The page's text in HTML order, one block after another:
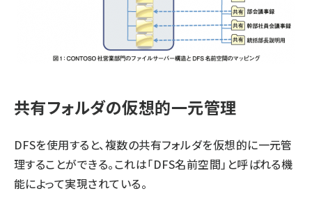
共有フォルダの仮想的一元管理
DFSを使用すると、複数の共有フォルダを仮想的に一元管
理することができる。これは「DFS名前空間」と呼ばれる機
能によって実現されている。